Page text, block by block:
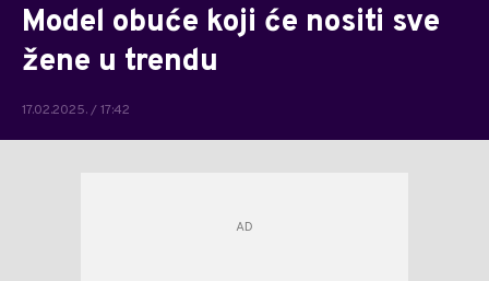
Model obuće koji će nositi sve
žene u trendu
17.02.2025. / 17:42